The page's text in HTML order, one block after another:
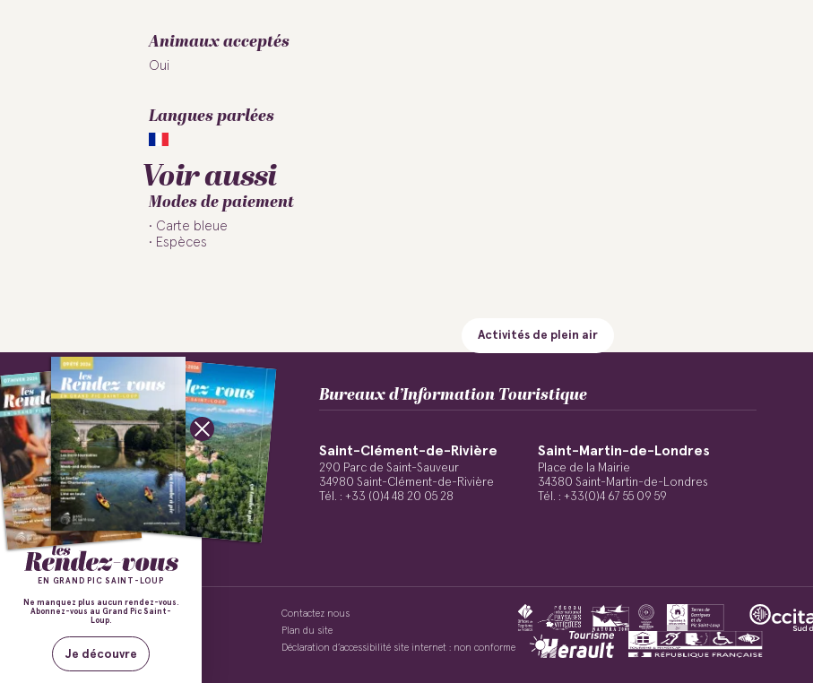
Animaux acceptés
Oui
Langues parlées
Modes de paiement
Carte bleue
Espèces
Activités de plein air
Voir aussi
Sport
Escalade
Randonnées
pédestres
Le GRP Pic Saint-Loup
À Cheval
Salomé Cholet
Challenge du Pic
Saint-Loup
Via ferrata &
Canyonning
Balades guidées à
deux roues
Spéléologie &
Aventures
Souterraines
Suivez-nous !
Bureaux d’Information Touristique
Saint-Clément-de-Rivière
290 Parc de Saint-Sauveur
34980 Saint-Clément-de-Rivière
Tél. : +33 (0)4 48 20 05 28
Saint-Martin-de-Londres
Place de la Mairie
34380 Saint-Martin-de-Londres
Tél. : +33(0)4 67 55 09 59
Politique de confidentialité
Contactez nous
Plan du site
Conditions Générales de Vente
Déclaration d’accessibilité site internet : non conforme
EN GRAND PIC SAINT-LOUP
Ne manquez plus aucun rendez-vous.
Abonnez-vous au Grand Pic Saint-
Loup.
Je découvre